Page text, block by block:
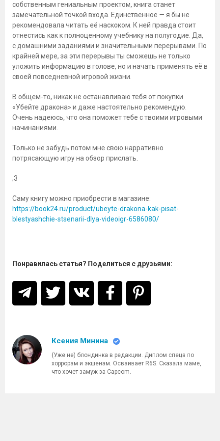
собственным гениальным проектом, книга станет
замечательной точкой входа. Единственное — я бы не
рекомендовала читать её наскоком. К ней правда стоит
отнестись как к полноценному учебнику на полугодие. Да,
с домашними заданиями и значительными перерывами. По
крайней мере, за эти перерывы ты сможешь не только
уложить информацию в голове, но и начать применять её в
своей повседневной игровой жизни.
В общем-то, никак не останавливаю тебя от покупки
«Убейте дракона» и даже настоятельно рекомендую.
Очень надеюсь, что она поможет тебе с твоими игровыми
начинаниями.
Только не забудь потом мне свою нарративно
потрясающую игру на обзор прислать.
;3
Саму книгу можно приобрести в магазине:
https://book24.ru/product/ubeyte-drakona-kak-pisat-
blestyashchie-stsenarii-dlya-videoigr-6586080/
Понравилась статья? Поделиться с друзьями:
Ксения Минина
(Уже не) блондинка в редакции. Диплом спеца по
хоррорам и экшенам. Осваивает R6S. Сказала маме,
что хочет замуж за Capcom.